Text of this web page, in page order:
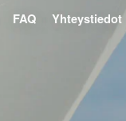
FAQ Yhteystiedot